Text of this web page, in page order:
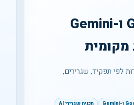
הטמעת Google Workspace ו-Gemini
הכשרות לפי תפקיד, שגרירים,
תכנית שגרירי AI